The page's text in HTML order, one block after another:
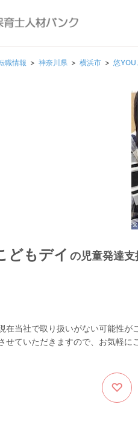
職情報 神奈川県 横浜市 悠YOU
どもデイ の児童発達支
在当社で取り扱いがない可能性
せていただきますので、お気軽に